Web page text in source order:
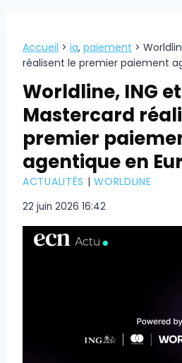
Accueil > ia, paiement >
réalisent le premier paiement
Worldline, ING et
Mastercard
premier
agentique en
ACTUALITÉS |WORLDLINE
22 juin 2026 16:42